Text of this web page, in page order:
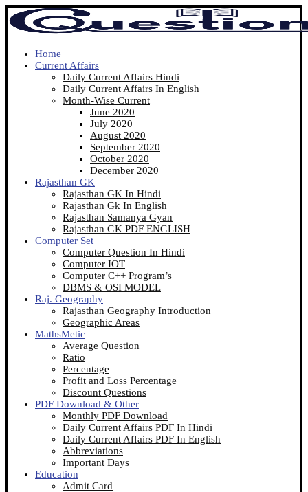
Home
Current Affairs
Daily Current Affairs Hindi
Daily Current Affairs In English
Month-Wise Current
June 2020
July 2020
August 2020
September 2020
October 2020
December 2020
Rajasthan GK
Rajasthan GK In Hindi
Rajasthan Gk In English
Rajasthan Samanya Gyan
Rajasthan GK PDF ENGLISH
Computer Set
Computer Question In Hindi
Computer IOT
Computer C++ Program’s
DBMS & OSI MODEL
Raj. Geography
Rajasthan Geography Introduction
Geographic Areas
MathsMetic
Average Question
Ratio
Percentage
Profit and Loss Percentage
Discount Questions
PDF Download & Other
Monthly PDF Download
Daily Current Affairs PDF In Hindi
Daily Current Affairs PDF In English
Abbreviations
Important Days
Education
Admit Card